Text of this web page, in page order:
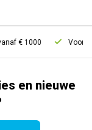
€ 1000 Voor
en nieuwe